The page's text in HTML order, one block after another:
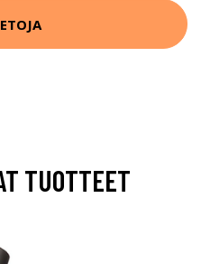
TUOTTEET